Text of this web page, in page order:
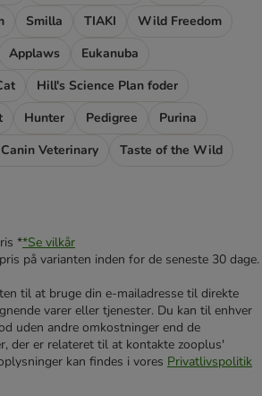
Smilla TIAKI
Wild Freedom
Applaws
Eukanuba
Hill's Science Plan foder
Hunter Pedigree
Purina
Veterinary
Taste of the Wild
**Se vilkår
på varianten inden for de seneste 30 dage.
til at bruge din e-mailadresse til direkte
varer eller tjenester. Du kan til enhver
uden andre omkostninger end de
der er relateret til at kontakte zooplus'
kan findes i vores Privatlivspolitik